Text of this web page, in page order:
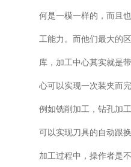
何是一模一样的，而且
工能力。而他们最大的
库，加工中心其实就是
心可以实现一次装夹而
例如铣削加工，钻孔加
可以实现刀具的自动跟
加工过程中，操作者是